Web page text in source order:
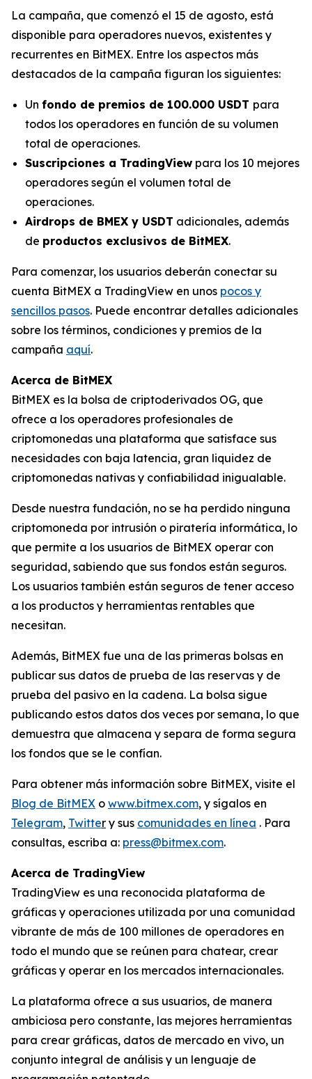
La campaña, que comenzó el 15 de agosto, está
disponible para operadores nuevos, existentes y
recurrentes en BitMEX. Entre los aspectos más
destacados de la campaña figuran los siguientes:
Un fondo de premios de 100.000 USDT para
todos los operadores en función de su volumen
total de operaciones.
Suscripciones a TradingView para los 10 mejores
operadores según el volumen total de
operaciones.
Airdrops de BMEX y USDT adicionales, además
de productos exclusivos de BitMEX.
Para comenzar, los usuarios deberán conectar su
cuenta BitMEX a TradingView en unos pocos y
sencillos pasos. Puede encontrar detalles adicionales
sobre los términos, condiciones y premios de la
campaña aquí.
Acerca de BitMEX
BitMEX es la bolsa de criptoderivados OG, que
ofrece a los operadores profesionales de
criptomonedas una plataforma que satisface sus
necesidades con baja latencia, gran liquidez de
criptomonedas nativas y confiabilidad inigualable.
Desde nuestra fundación, no se ha perdido ninguna
criptomoneda por intrusión o piratería informática, lo
que permite a los usuarios de BitMEX operar con
seguridad, sabiendo que sus fondos están seguros.
Los usuarios también están seguros de tener acceso
a los productos y herramientas rentables que
necesitan.
Además, BitMEX fue una de las primeras bolsas en
publicar sus datos de prueba de las reservas y de
prueba del pasivo en la cadena. La bolsa sigue
publicando estos datos dos veces por semana, lo que
demuestra que almacena y separa de forma segura
los fondos que se le confían.
Para obtener más información sobre BitMEX, visite el
Blog de BitMEX o www.bitmex.com, y sígalos en
Telegram, Twitter y sus comunidades en línea . Para
consultas, escriba a: press@bitmex.com.
Acerca de TradingView
TradingView es una reconocida plataforma de
gráficas y operaciones utilizada por una comunidad
vibrante de más de 100 millones de operadores en
todo el mundo que se reúnen para chatear, crear
gráficas y operar en los mercados internacionales.
La plataforma ofrece a sus usuarios, de manera
ambiciosa pero constante, las mejores herramientas
para crear gráficas, datos de mercado en vivo, un
conjunto integral de análisis y un lenguaje de